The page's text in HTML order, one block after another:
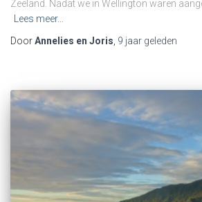
Zeeland. Nadat we in Wellington waren
Lees meer…
DoorAnnelies en Joris, 9 jaar geleden